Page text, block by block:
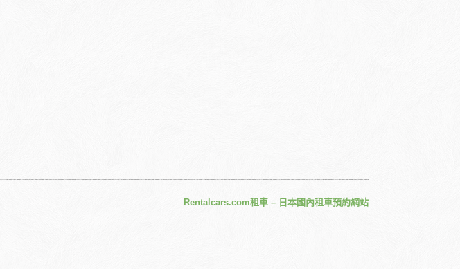
Rentalcars.com租車 – 日本國內租車預約網站